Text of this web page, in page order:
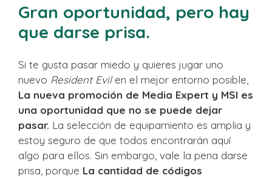
Gran oportunidad, pero hay
que darse prisa.
Si te gusta pasar miedo y quieres jugar uno
nuevo Resident Evilen el mejor entorno posible,
La nueva promoción de Media Expert y MSI es
una oportunidad que no se puede dejar
pasar. La selección de equipamiento es amplia y
estoy seguro de que todos encontrarán aquí
algo para ellos. Sin embargo, vale la pena darse
prisa, porque La cantidad de códigos